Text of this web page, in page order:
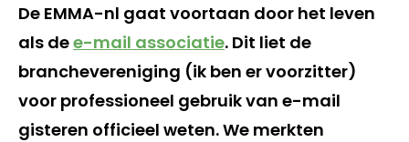
De EMMA-nl gaat voortaan door het leven
als dee-mail associatie. Dit liet de
branchevereniging (ik ben er voorzitter)
voor professioneel gebruik van e-mail
gisteren officieel weten. We merkten